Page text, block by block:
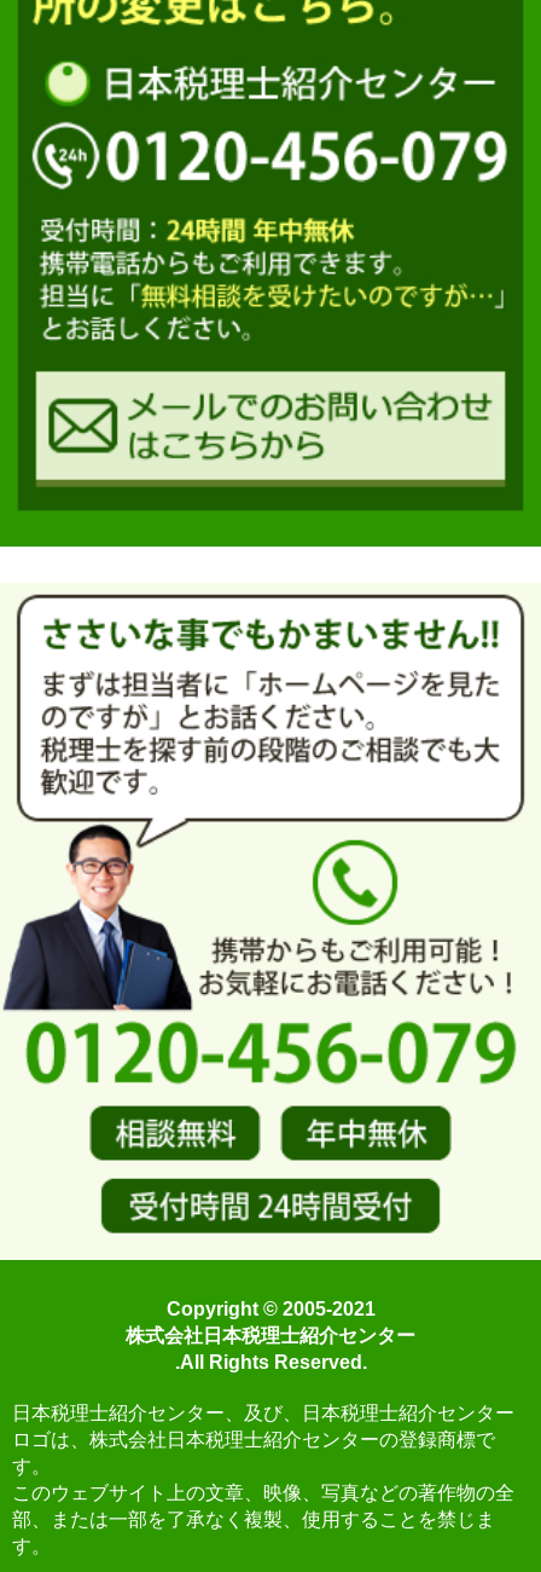
Copyright © 2005-2021
株式会社日本税理士紹介センター
.All Rights Reserved.
日本税理士紹介センター、及び、日本税理士紹介センター
ロゴは、株式会社日本税理士紹介センターの登録商標で
す。
このウェブサイト上の文章、映像、写真などの著作物の全
部、または一部を了承なく複製、使用することを禁じま
す。